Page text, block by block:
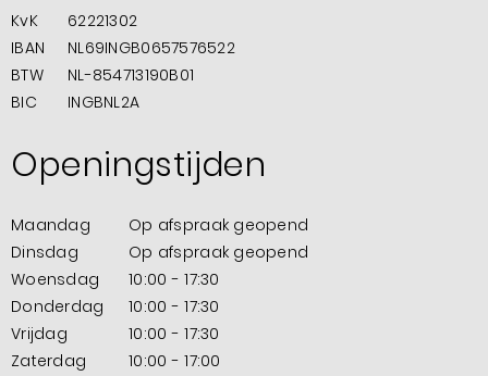
KvK
62221302
IBAN
NL69INGB0657576522
BTW
NL-854713190B01
BIC
INGBNL2A
Openingstijden
Maandag
Op afspraak geopend
Dinsdag
Op afspraak geopend
Woensdag
10:00 - 17:30
Donderdag
10:00 - 17:30
Vrijdag
10:00 - 17:30
Zaterdag
10:00 - 17:00